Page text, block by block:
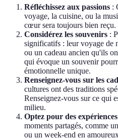
Réfléchissez aux passions :
voyage, la cuisine, ou la
cœur sera toujours bien reçu.
Considérez les souvenirs :
significatifs : leur voyage de
ou un cadeau ancien qu'ils
qui évoque un souvenir
émotionnelle unique.
Renseignez-vous sur les
cultures ont des traditions
Renseignez-vous sur ce qui
milieu.
Optez pour des
moments partagés, comme
ou un week-end en